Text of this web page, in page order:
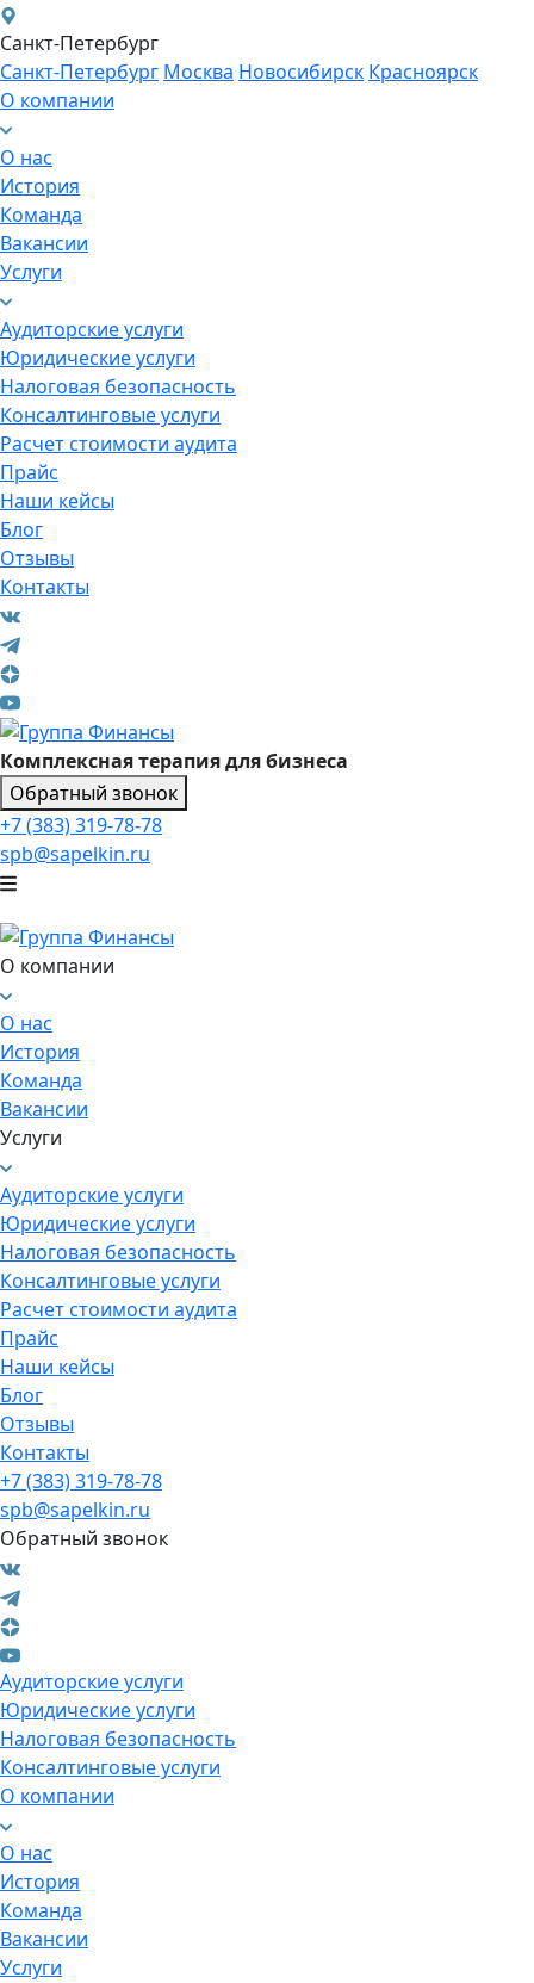
Санкт-Петербург
Санкт-Петербург Москва Новосибирск Красноярск
О компании
О нас
История
Команда
Вакансии
Услуги
Аудиторские услуги
Юридические услуги
Налоговая безопасность
Консалтинговые услуги
Расчет стоимости аудита
Прайс
Наши кейсы
Блог
Отзывы
Контакты
Комплексная терапия для бизнеса
Обратный звонок
+7 (383) 319-78-78
spb@sapelkin.ru
О компании
О нас
История
Команда
Вакансии
Услуги
Аудиторские услуги
Юридические услуги
Налоговая безопасность
Консалтинговые услуги
Расчет стоимости аудита
Прайс
Наши кейсы
Блог
Отзывы
Контакты
+7 (383) 319-78-78
spb@sapelkin.ru
Обратный звонок
Аудиторские услуги
Юридические услуги
Налоговая безопасность
Консалтинговые услуги
О компании
О нас
История
Команда
Вакансии
Услуги